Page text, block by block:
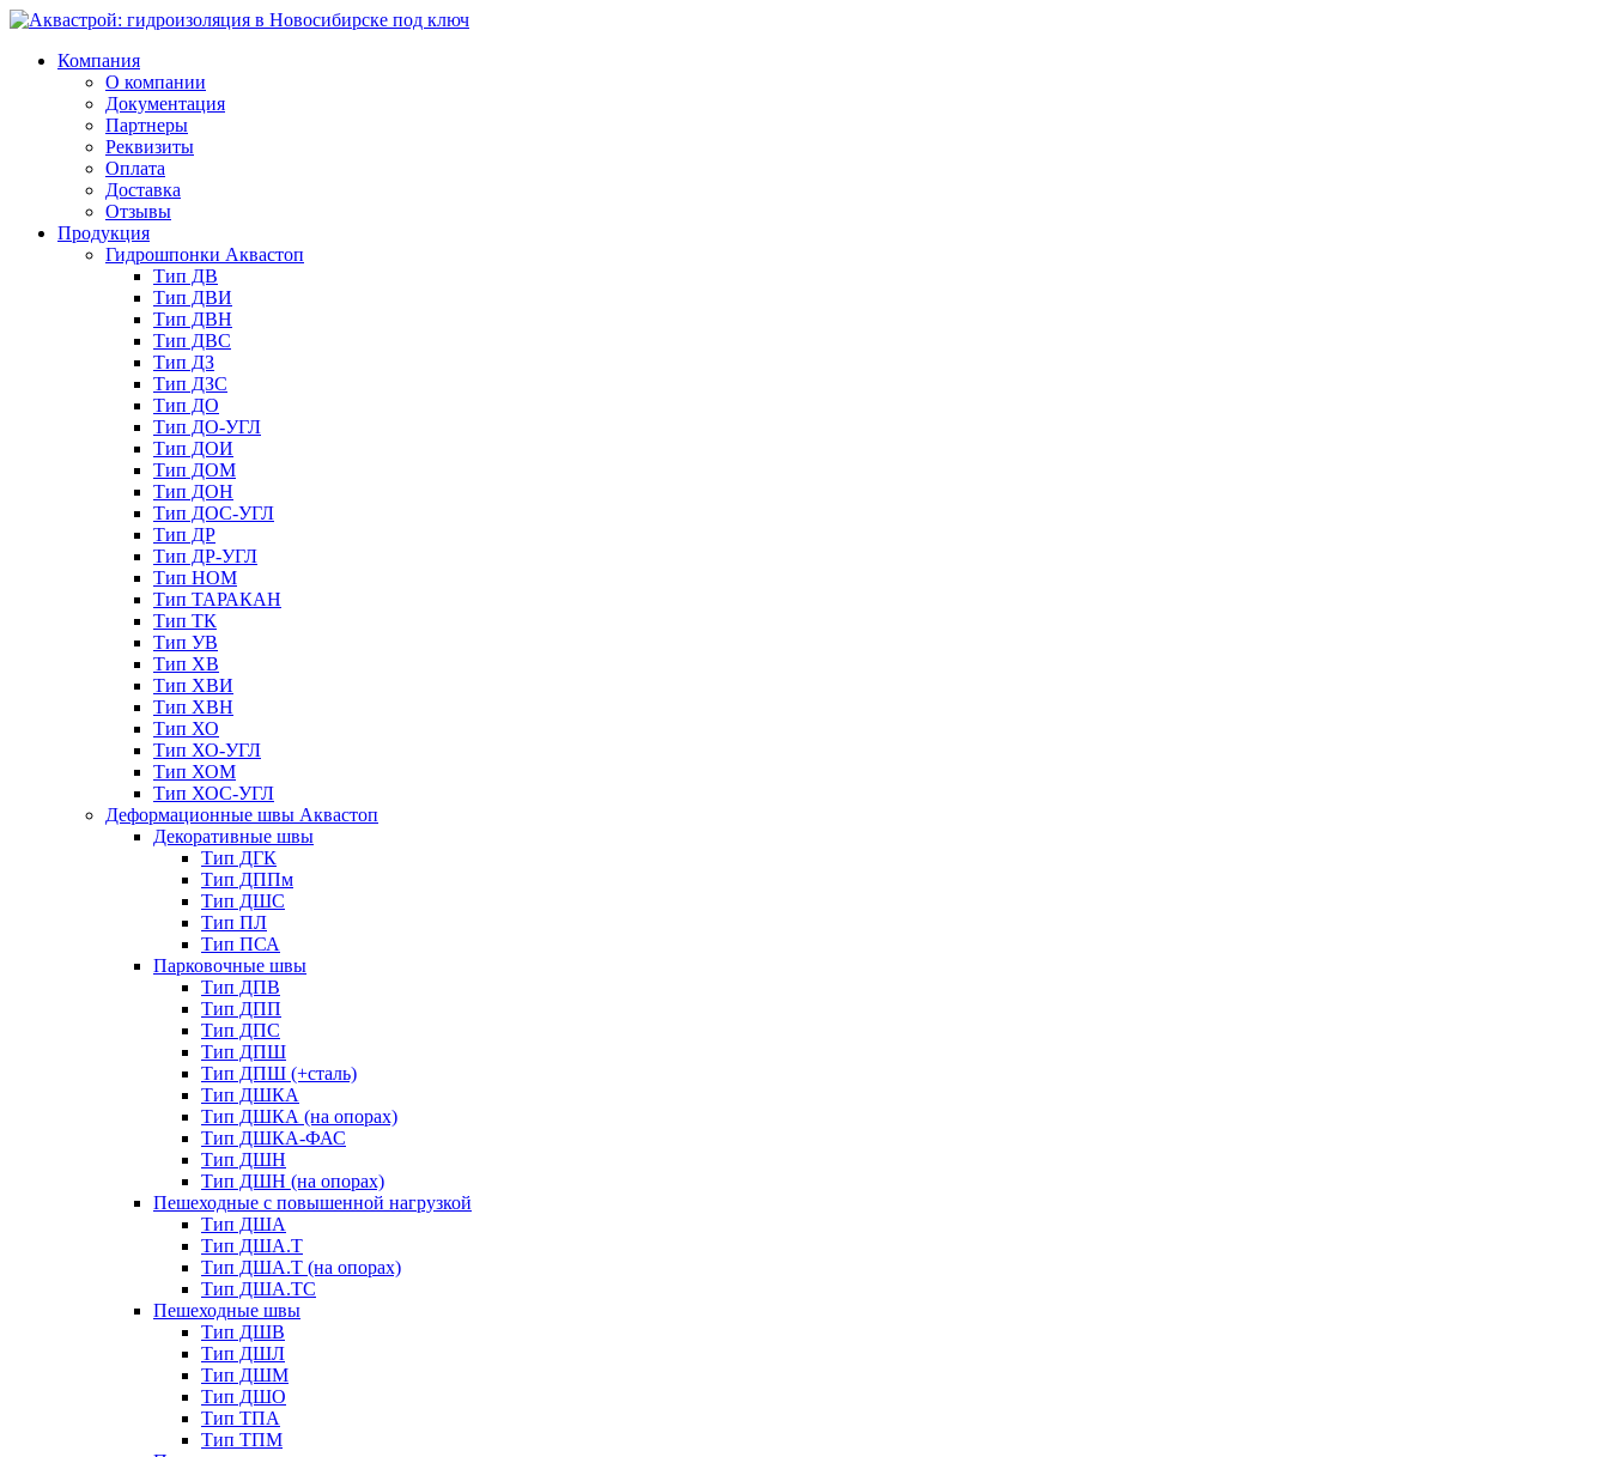
Компания
О компании
Документация
Партнеры
Реквизиты
Оплата
Доставка
Отзывы
Продукция
Гидрошпонки Аквастоп
Тип ДВ
Тип ДВИ
Тип ДВН
Тип ДВС
Тип ДЗ
Тип ДЗС
Тип ДО
Тип ДО-УГЛ
Тип ДОИ
Тип ДОМ
Тип ДОН
Тип ДОС-УГЛ
Тип ДР
Тип ДР-УГЛ
Тип НОМ
Тип ТАРАКАН
Тип ТК
Тип УВ
Тип ХВ
Тип ХВИ
Тип ХВН
Тип ХО
Тип ХО-УГЛ
Тип ХОМ
Тип ХОС-УГЛ
Деформационные швы Аквастоп
Декоративные швы
Тип ДГК
Тип ДППм
Тип ДШС
Тип ПЛ
Тип ПСА
Парковочные швы
Тип ДПВ
Тип ДПП
Тип ДПС
Тип ДПШ
Тип ДПШ (+сталь)
Тип ДШКА
Тип ДШКА (на опорах)
Тип ДШКА-ФАС
Тип ДШН
Тип ДШН (на опорах)
Пешеходные с повышенной нагрузкой
Тип ДША
Тип ДША.Т
Тип ДША.Т (на опорах)
Тип ДША.ТС
Пешеходные швы
Тип ДШВ
Тип ДШЛ
Тип ДШМ
Тип ДШО
Тип ТПА
Тип ТПМ